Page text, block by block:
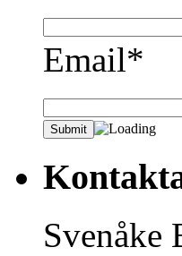
Email*
Svenåke